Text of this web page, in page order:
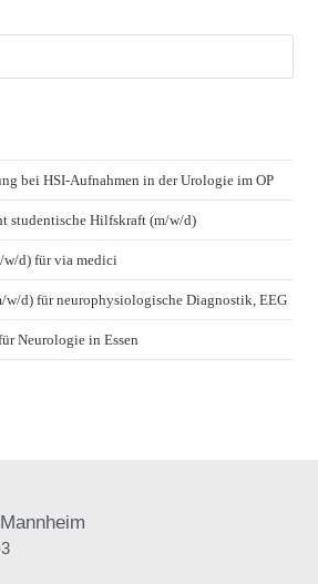
bei HSI-Aufnahmen in der Urologie im OP
studentische Hilfskraft (m/w/d)
w/d) für via medici
w/d) für neurophysiologische Diagnostik, EEG
Neurologie in Essen